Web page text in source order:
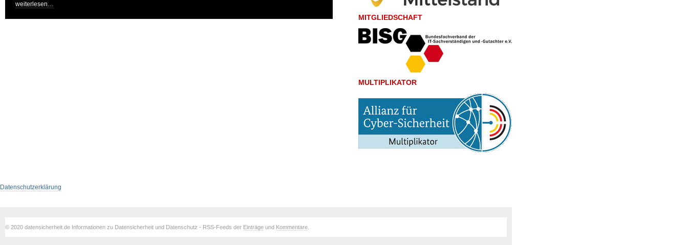
weiterlesen…
MITGLIEDSCHAFT
MULTIPLIKATOR
Datenschutzerklärung
© 2020 datensicherheit.de Informationen zu Datensicherheit und Datenschutz - RSS-Feeds der Einträge und Kommentare